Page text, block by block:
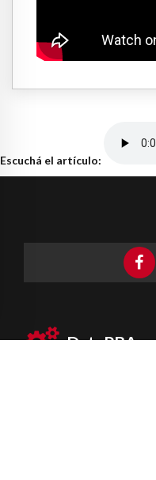
Escuchá el artículo:
DataPBA